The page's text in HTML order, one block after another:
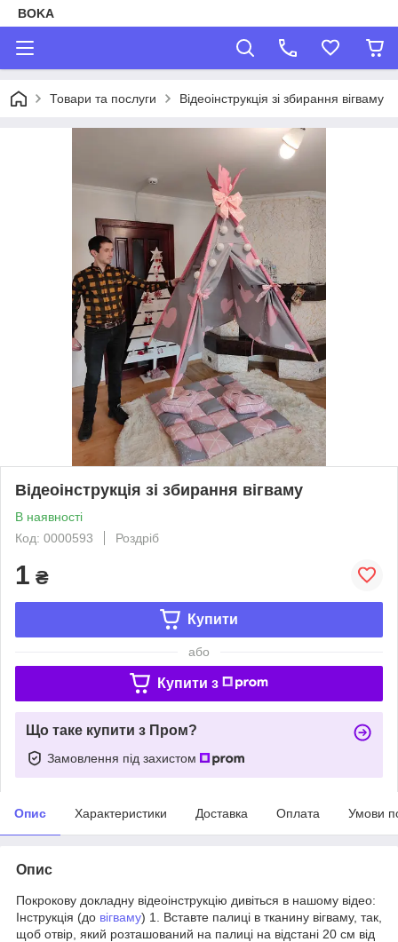
BOKA
Товари та послуги Відеоінструкція зі збирання вігваму
Відеоінструкція зі збирання вігваму
В наявності
Код: 0000593
Роздріб
1 ₴
Купити
або
Купити з
Що таке купити з Пром?
Замовлення під захистом
Опис Характеристики Доставка Оплата Умови
Опис
Покрокову докладну відеоінструкцію дивіться в нашому відео:
Інструкція (до вігваму) 1. Вставте палиці в тканину вігваму, так,
щоб отвір, який розташований на палиці на відстані 20 см від